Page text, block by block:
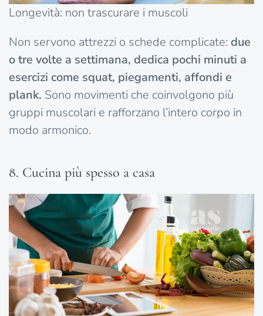
Longevità: non trascurare i muscoli
Non servono attrezzi o schede complicate: due
o tre volte a settimana, dedica pochi minuti a
esercizi come squat, piegamenti, affondi e
plank. Sono movimenti che coinvolgono più
gruppi muscolari e rafforzano l’intero corpo in
modo armonico.
8. Cucina più spesso a casa